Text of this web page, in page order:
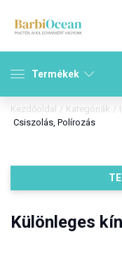
Termékek
Kezdőoldal / Kategóriák /
Csiszolás, Polírozás
Különleges